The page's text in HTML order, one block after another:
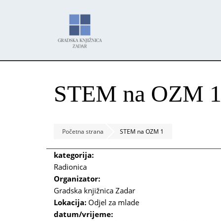
STEM na OZM 1
Početna strana STEM na OZM 1
kategorija:
Radionica
Organizator:
Gradska knjižnica Zadar
Lokacija: Odjel za mlade
datum/vrijeme: